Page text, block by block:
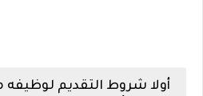
أولا شروط التقديم